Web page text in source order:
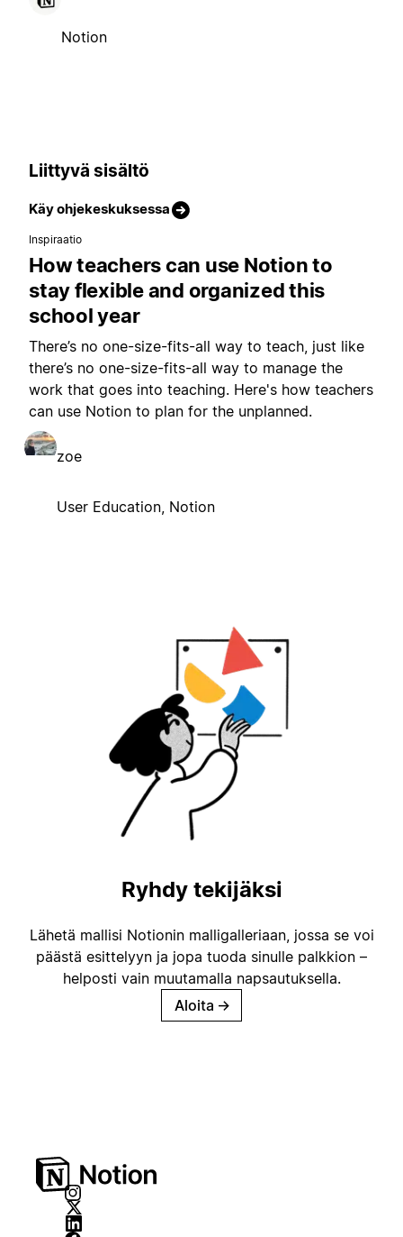
Notion
Liittyvä sisältö
Käy ohjekeskuksessa
Inspiraatio
How teachers can use Notion to
stay flexible and organized this
school year
There’s no one-size-fits-all way to teach, just like
there’s no one-size-fits-all way to manage the
work that goes into teaching. Here's how teachers
can use Notion to plan for the unplanned.
zoe
User Education, Notion
Ryhdy tekijäksi
Lähetä mallisi Notionin malligalleriaan, jossa se voi
päästä esittelyyn ja jopa tuoda sinulle palkkion –
helposti vain muutamalla napsautuksella.
Aloita →